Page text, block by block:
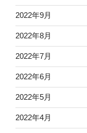
2022年9月
2022年8月
2022年7月
2022年6月
2022年5月
2022年4月